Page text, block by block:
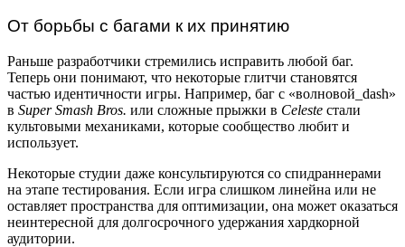
От борьбы с багами к их принятию
Раньше разработчики стремились исправить любой баг.
Теперь они понимают, что некоторые глитчи становятся
частью идентичности игры. Например, баг с «волновой_dash»
в Super Smash Bros. или сложные прыжки в Celeste стали
культовыми механиками, которые сообщество любит и
использует.
Некоторые студии даже консультируются со спидраннерами
на этапе тестирования. Если игра слишком линейна или не
оставляет пространства для оптимизации, она может оказаться
неинтересной для долгосрочного удержания хардкорной
аудитории.